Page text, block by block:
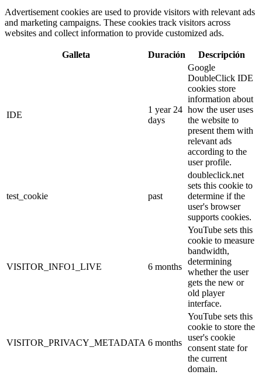
Advertisement cookies are used to provide visitors with relevant ads
and marketing campaigns. These cookies track visitors across
websites and collect information to provide customized ads.
Galleta Duración Descripción
IDE
1 year 24
days
Google
DoubleClick IDE
cookies store
information about
how the user uses
the website to
present them with
relevant ads
according to the
user profile.
test_cookie past
doubleclick.net
sets this cookie to
determine if the
user's browser
supports cookies.
VISITOR_INFO1_LIVE 6 months
YouTube sets this
cookie to measure
bandwidth,
determining
whether the user
gets the new or
old player
interface.
VISITOR_PRIVACY_METADATA 6 months
YouTube sets this
cookie to store the
user's cookie
consent state for
the current
domain.